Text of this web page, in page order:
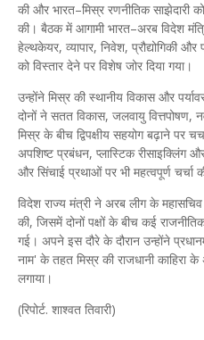
की और भारत–मिस्र रणनीतिक
की। बैठक में आगामी भारत–अरब विदेश
हेल्थकेयर, व्यापार, निवेश, प्रौद्योगिकी
को विस्तार देने पर विशेष जोर दिया गया।
उन्होंने मिस्र की स्थानीय विकास और
दोनों ने सतत विकास, जलवायु वित्तपोषण,
मिस्र के बीच द्विपक्षीय सहयोग बढ़ाने पर
अपशिष्ट प्रबंधन, प्लास्टिक रीसाइक्लिंग
और सिंचाई प्रथाओं पर भी महत्वपूर्ण चर्चा
विदेश राज्य मंत्री ने अरब लीग के
की, जिसमें दोनों पक्षों के बीच कई
गई। अपने इस दौरे के दौरान उन्होंने
नाम' के तहत मिस्र की राजधानी काहिरा के
लगाया।
(रिपोर्ट. शाश्वत तिवारी)